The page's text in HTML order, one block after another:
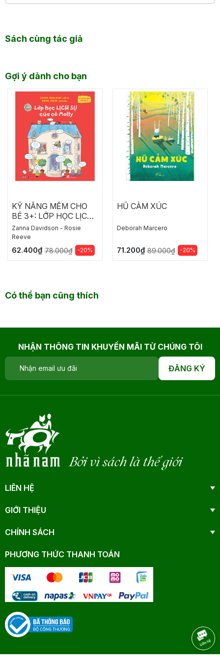
Sách cùng tác giả
Gợi ý dành cho bạn
KỸ NĂNG MỀM CHO
BÉ 3+: LỚP HỌC LỊCH
SỰ CỦA CÔ MOLLY
Zanna Davidson - Rosie
Reeve
62.400₫ 78.000₫ -20%
HŨ CẢM XÚC
Deborah Marcero
71.200₫ 89.000₫ -20%
Có thể bạn cũng thích
NHẬN THÔNG TIN KHUYẾN MÃI TỪ CHÚNG TÔI
ĐĂNG KÝ
Bởi vì sách là thế giới
LIÊN HỆ
GIỚI THIỆU
CHÍNH SÁCH
PHƯƠNG THỨC THANH TOÁN